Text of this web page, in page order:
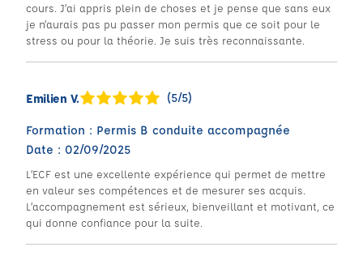
cours. J’ai appris plein de choses et je pense que sans eux
je n’aurais pas pu passer mon permis que ce soit pour le
stress ou pour la théorie. Je suis très reconnaissante.
Emilien V. (5/5)
Formation : Permis B conduite accompagnée
Date : 02/09/2025
L’ECF est une excellente expérience qui permet de mettre
en valeur ses compétences et de mesurer ses acquis.
L’accompagnement est sérieux, bienveillant et motivant, ce
qui donne confiance pour la suite.